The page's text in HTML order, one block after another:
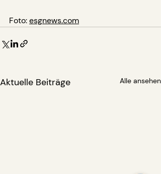
Foto: esgnews.com
Aktuelle Beiträge Alle ansehen